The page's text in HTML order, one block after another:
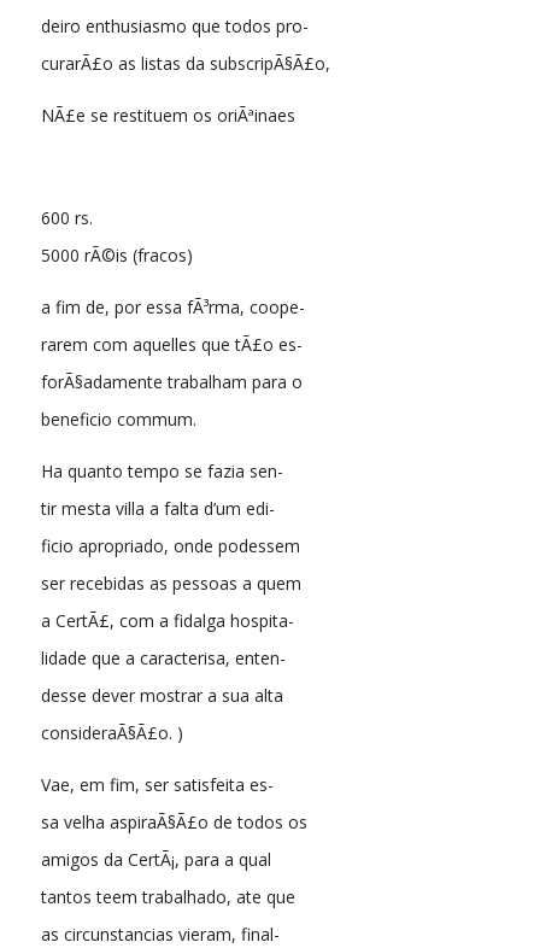
deiro enthusiasmo que todos pro-
curarÃ£o as listas da subscripÃ§Ã£o,
NÃ£e se restituem os oriÃªinaes
600 rs.
5000 rÃ©is (fracos)
a fim de, por essa fÃ³rma, coope-
rarem com aquelles que tÃ£o es-
forÃ§adamente trabalham para o
beneficio commum.
Ha quanto tempo se fazia sen-
tir mesta villa a falta d’um edi-
ficio apropriado, onde podessem
ser recebidas as pessoas a quem
a CertÃ£, com a fidalga hospita-
lidade que a caracterisa, enten-
desse dever mostrar a sua alta
consideraÃ§Ã£o. )
Vae, em fim, ser satisfeita es-
sa velha aspiraÃ§Ã£o de todos os
amigos da CertÃ¡, para a qual
tantos teem trabalhado, ate que
as circunstancias vieram, final-